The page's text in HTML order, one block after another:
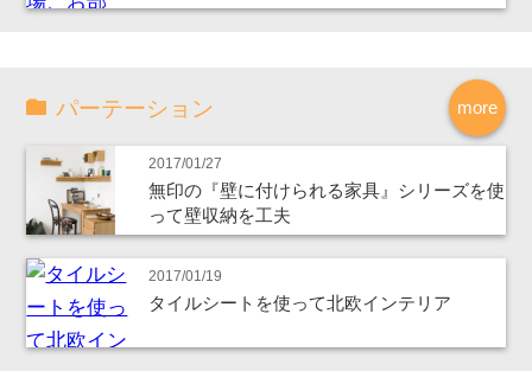
more
パーテーション
2017/01/27
無印の『壁に付けられる家具』シリーズを使
って壁収納を工夫
2017/01/19
タイルシートを使って北欧インテリア